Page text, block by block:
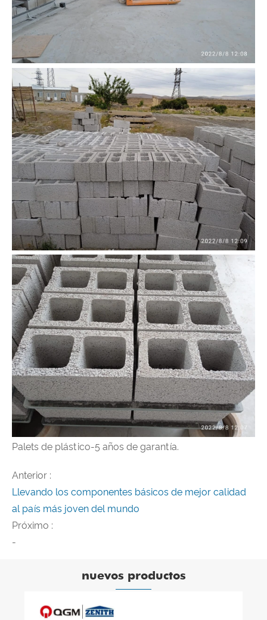
Palets de plástico-5 años de garantía.
Anterior :
Llevando los componentes básicos de mejor calidad
al país más joven del mundo
Próximo :
-
nuevos productos